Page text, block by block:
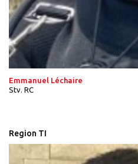
Emmanuel Léchaire
Stv. RC
Region TI